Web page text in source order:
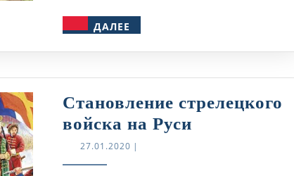
ДАЛЕЕ
Становление стрелецкого
войска на РусиСтановление
27.01.202027.01.2020
|